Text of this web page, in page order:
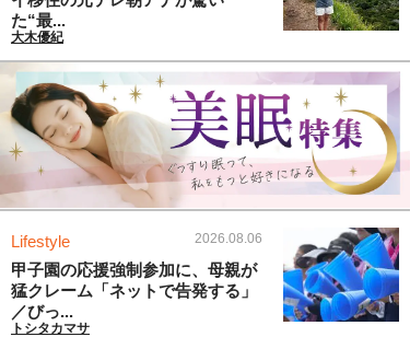
た“最...
大木優紀
Lifestyle 2026.08.06
甲子園の応援強制参加に、母親が
猛クレーム「ネットで告発する」
／びっ...
トシタカマサ